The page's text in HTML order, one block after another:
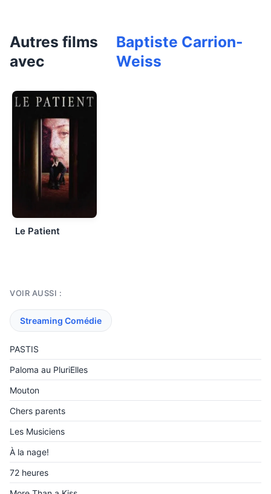
Autres films
avec
Baptiste Carrion-
Weiss
Le Patient
VOIR AUSSI :
Streaming Comédie
PASTIS
Paloma au PluriElles
Mouton
Chers parents
Les Musiciens
À la nage!
72 heures